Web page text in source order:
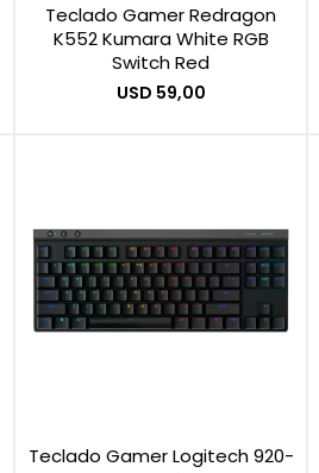
Teclado Gamer Redragon
K552 Kumara White RGB
Switch Red
USD 59,00
Teclado Gamer Logitech 920-